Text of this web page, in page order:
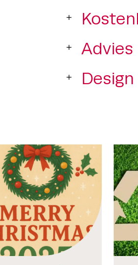
Advies
Design